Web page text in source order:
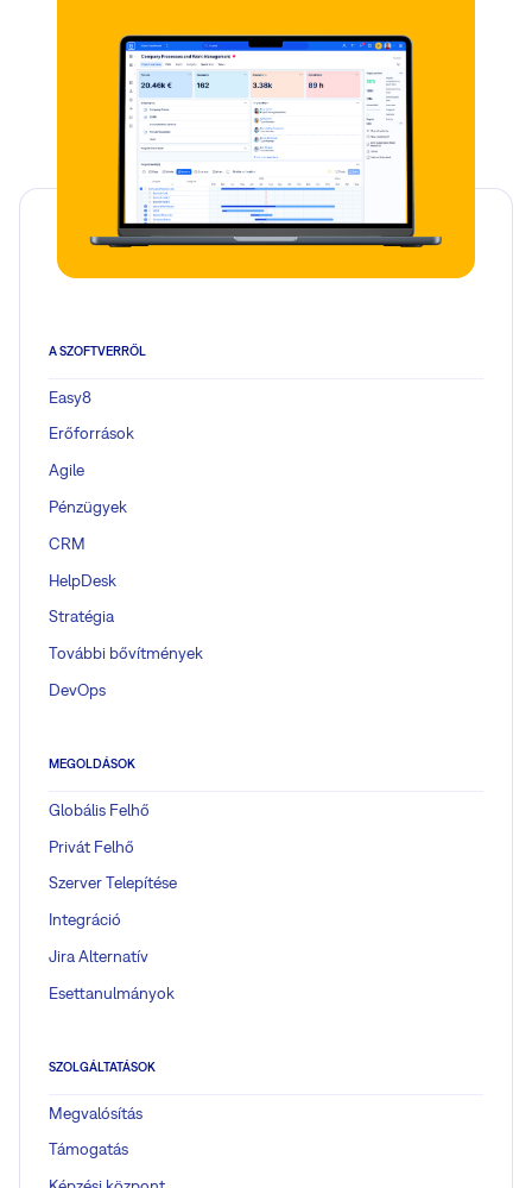
A SZOFTVERRŐL
Easy8
Erőforrások
Agile
Pénzügyek
CRM
HelpDesk
Stratégia
További bővítmények
DevOps
MEGOLDÁSOK
Globális Felhő
Privát Felhő
Szerver Telepítése
Integráció
Jira Alternatív
Esettanulmányok
SZOLGÁLTATÁSOK
Megvalósítás
Támogatás